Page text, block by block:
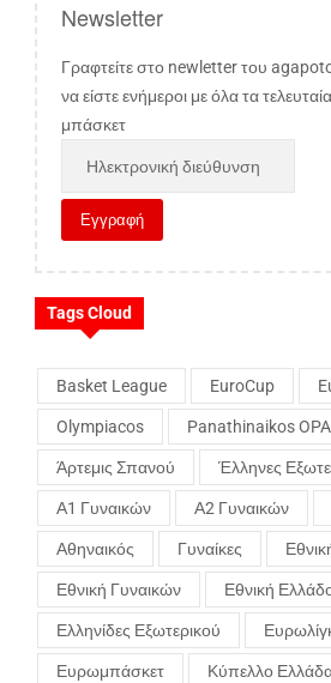
Newsletter
Γραφτείτε στο newletter του
να είστε ενήμεροι με όλα τα
μπάσκετ
Tags Cloud
Basket League EuroCup
Olympiacos Panathinaikos
Άρτεμις Σπανού Έλληνες
Α1 Γυναικών Α2 Γυναικών
Αθηναικός Γυναίκες
Εθνική Γυναικών Εθνική
Ελληνίδες Εξωτερικού
Ευρωμπάσκετ Κύπελλο